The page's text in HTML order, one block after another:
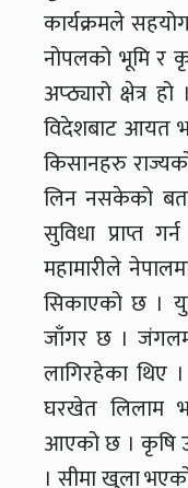
कार्यक्रमले
नोपलको भूमि र
अप्ठ्यारो क्षेत्र
विदेशबाट आयत
किसानहरु
लिन नसकेको
सुविधा प्राप्त
महामारीले
सिकाएको छ ।
जाँगर छ ।
लागिरहेका
घरखेत लिलाम
आएको छ । कृषि
। सीमा खुला